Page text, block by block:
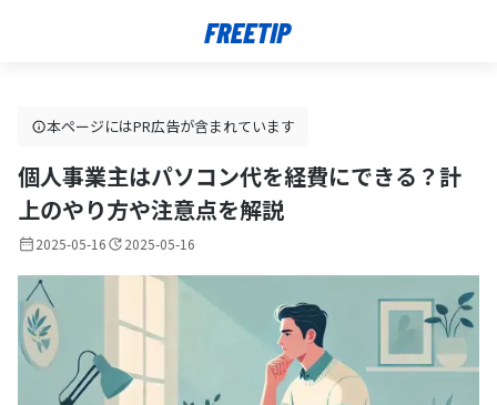
本ページにはPR広告が含まれています
個人事業主はパソコン代を経費にできる？計
上のやり方や注意点を解説
2025-05-16 2025-05-16